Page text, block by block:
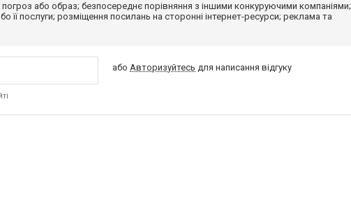
або образ; безпосереднє порівняння з іншими конкуруючими компаніями;
її послуги; розміщення посилань на сторонні інтернет-ресурси; реклама та
або Авторизуйтесь для написання відгуку